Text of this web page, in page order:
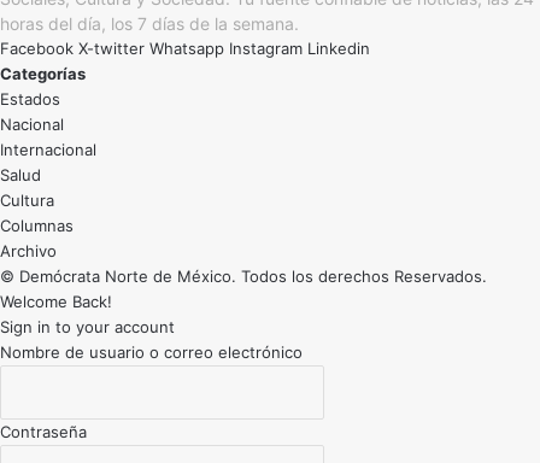
horas del día, los 7 días de la semana.
Facebook X-twitter Whatsapp Instagram Linkedin
Categorías
Estados
Nacional
Internacional
Salud
Cultura
Archivo
© Demócrata Norte de México. Todos los derechos Reservados.
Welcome Back!
Sign in to your account
Nombre de usuario o correo electrónico
Contraseña